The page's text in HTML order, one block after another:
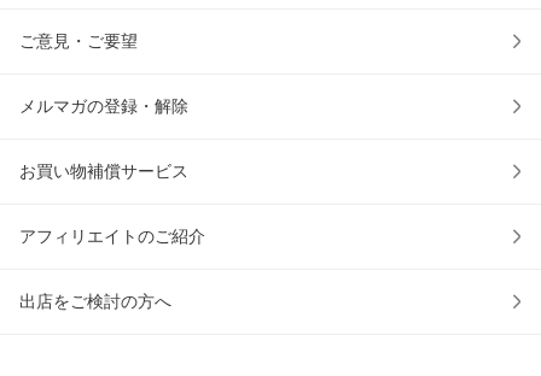
ご意見・ご要望
メルマガの登録・解除
お買い物補償サービス
アフィリエイトのご紹介
出店をご検討の方へ